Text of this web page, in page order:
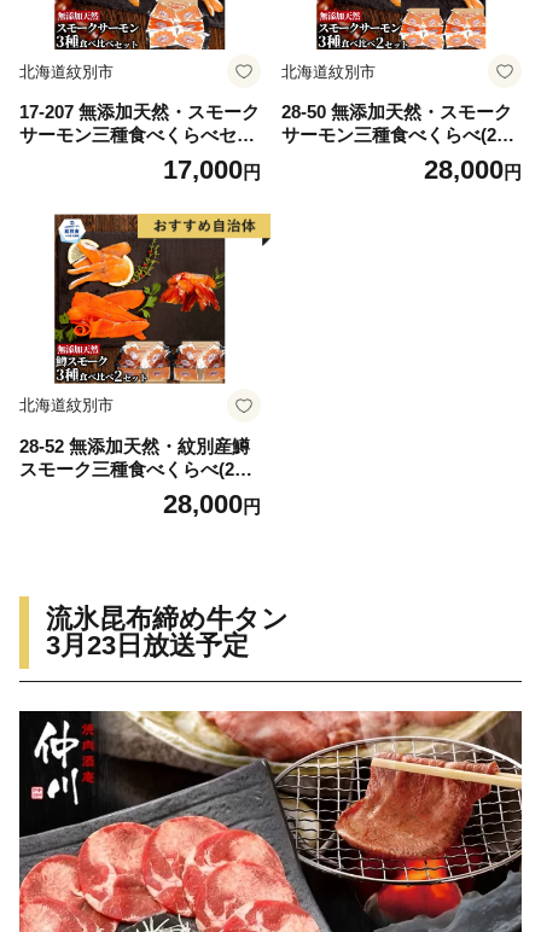
北海道紋別市
17-207 無添加天然・スモーク
サーモン三種食べくらべセッ
17,000円
北海道紋別市
28-50 無添加天然・スモーク
サーモン三種食べくらべ(2セ
28,000円
北海道紋別市
28-52 無添加天然・紋別産鱒
スモーク三種食べくらべ(2セ
28,000円
流氷昆布締め牛タン
3月23日放送予定